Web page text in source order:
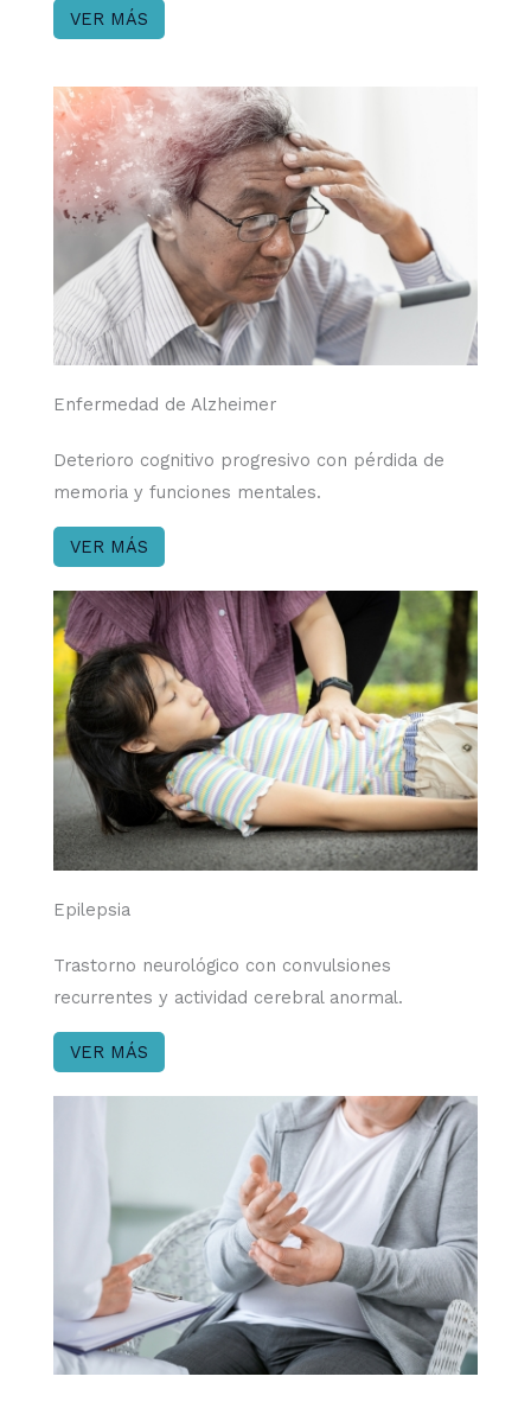
VER MÁS
Enfermedad de Alzheimer​
Deterioro cognitivo progresivo con pérdida de
memoria y funciones mentales.
VER MÁS
Epilepsia​
Trastorno neurológico con convulsiones
recurrentes y actividad cerebral anormal.
VER MÁS